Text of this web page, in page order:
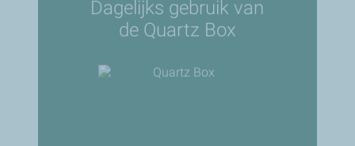
Dagelijks gebruik van
de Quartz Box